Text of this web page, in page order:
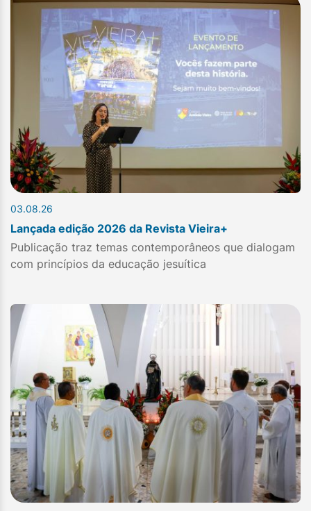
03.08.26
Lançada edição 2026 da Revista Vieira+
Publicação traz temas contemporâneos que dialogam
com princípios da educação jesuítica